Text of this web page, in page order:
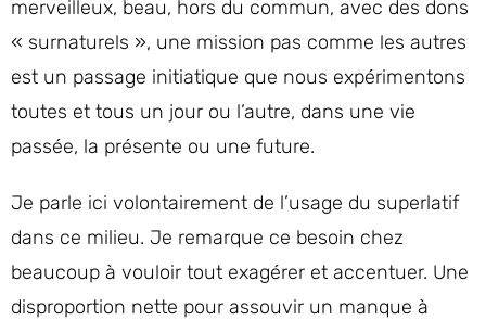
merveilleux, beau, hors du commun, avec des dons
« surnaturels », une mission pas comme les autres
est un passage initiatique que nous expérimentons
toutes et tous un jour ou l’autre, dans une vie
passée, la présente ou une future.
Je parle ici volontairement de l’usage du superlatif
dans ce milieu. Je remarque ce besoin chez
beaucoup à vouloir tout exagérer et accentuer. Une
disproportion nette pour assouvir un manque à